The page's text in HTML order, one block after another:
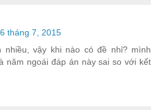
tháng 7, 2015
nhiều, vậy khi nào có đề nhỉ? mình
năm ngoái đáp án này sai so với kết